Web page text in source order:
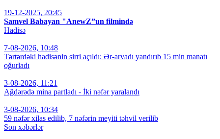
19-12-2025, 20:45
Samvel Babayan "AnewZ”un filmində
Hadisə
7-08-2026, 10:48
Tərtərdəki hadisənin sirri açıldı: Ər-arvadı yandırıb 15 min manatı
oğurladı
3-08-2026, 11:21
Ağdərədə mina partladı - İki nəfər yaralandı
3-08-2026, 10:34
59 nəfər xilas edilib, 7 nəfərin meyiti təhvil verilib
Son xəbərlər